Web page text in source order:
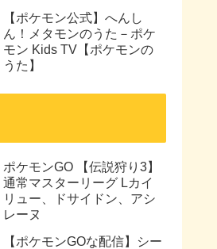
【ポケモン公式】へんし
ん！メタモンのうた－ポケ
モン Kids TV【ポケモンの
うた】
ポケモンGO 【伝説狩り3】
通常マスターリーグ Lカイ
リュー、ドサイドン、アシ
レーヌ
【ポケモンGOな配信】シー